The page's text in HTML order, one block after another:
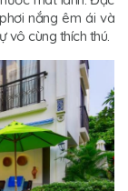
nắng êm ái và
vô cùng thích thú.